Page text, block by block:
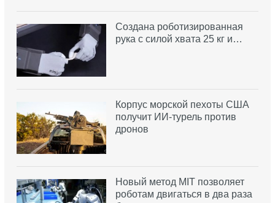
Создана роботизированная
рука с силой хвата 25 кг и…
Корпус морской пехоты США
получит ИИ-турель против
дронов
Новый метод MIT позволяет
роботам двигаться в два раза